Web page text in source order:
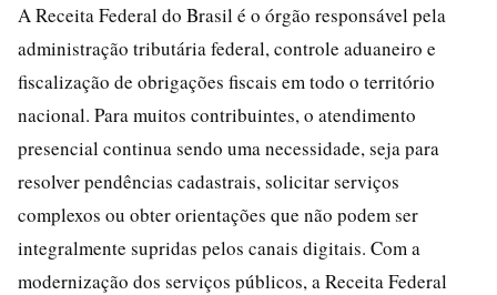
A Receita Federal do Brasil é o órgão responsável pela
administração tributária federal, controle aduaneiro e
fiscalização de obrigações fiscais em todo o território
nacional. Para muitos contribuintes, o atendimento
presencial continua sendo uma necessidade, seja para
resolver pendências cadastrais, solicitar serviços
complexos ou obter orientações que não podem ser
integralmente supridas pelos canais digitais. Com a
modernização dos serviços públicos, a Receita Federal